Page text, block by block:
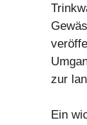
zur
Ein